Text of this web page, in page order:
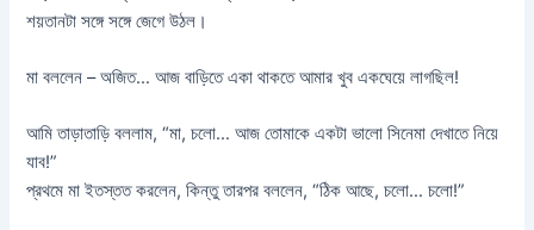
শয়তানটা সঙ্গে সঙ্গে জেগে উঠল।
মা বললেন – অজিত… আজ বাড়িতে একা থাকতে আমার খুব একঘেয়ে লাগছিল!
আমি তাড়াতাড়ি বললাম, “মা, চলো… আজ তোমাকে একটা ভালো সিনেমা দেখাতে নিয়ে
যাব!”
প্রথমে মা ইতস্তত করলেন, কিন্তু তারপর বললেন, “ঠিক আছে, চলো… চলো!”